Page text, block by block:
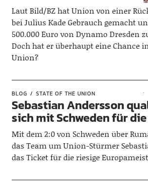
Laut Bild/BZ hat Union von einer
bei Julius Kade Gebrauch gemacht
500.000 Euro von Dynamo Dresden
Doch hat er überhaupt eine Chance
Union?
BLOG STATE OF THE UNION
Sebastian Andersson
sich mit Schweden für
Mit dem 2:0 von Schweden über
das Team um Union-Stürmer
das Ticket für die riesige